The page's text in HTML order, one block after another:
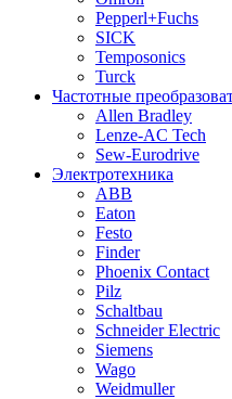
Pepperl+Fuchs
SICK
Temposonics
Turck
Частотные
Allen Bradley
Lenze-AC Tech
Sew-Eurodrive
Электротехника
ABB
Eaton
Festo
Finder
Phoenix Contact
Pilz
Schaltbau
Schneider Electric
Siemens
Wago
Weidmuller